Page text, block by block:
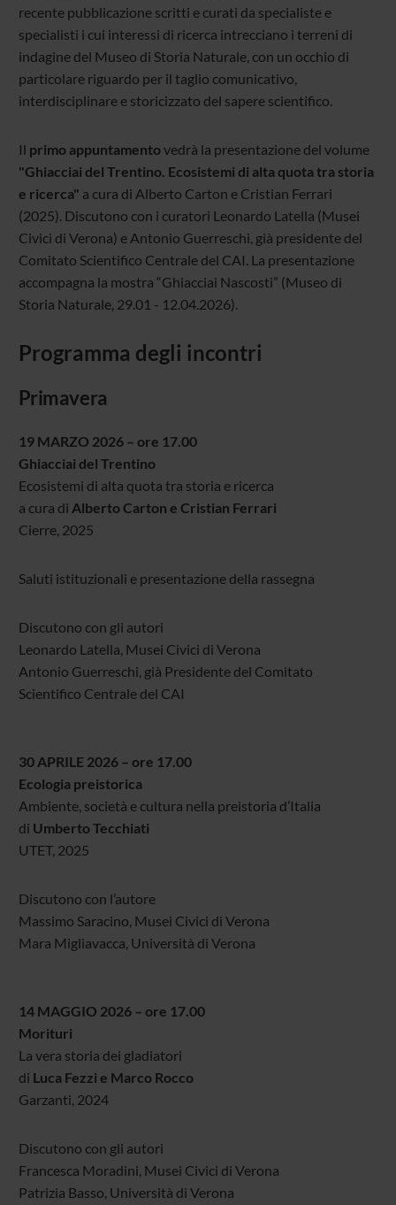
recente pubblicazione scritti e curati da specialiste e
specialisti i cui interessi di ricerca intrecciano i terreni di
indagine del Museo di Storia Naturale, con un occhio di
particolare riguardo per il taglio comunicativo,
interdisciplinare e storicizzato del sapere scientifico.
Il primo appuntamentovedrà la presentazione del volume
"Ghiacciai del Trentino. Ecosistemi di alta quota tra storia
e ricerca" a cura di Alberto Carton e Cristian Ferrari
(2025). Discutono con i curatori Leonardo Latella (Musei
Civici di Verona) e Antonio Guerreschi, già presidente del
Comitato Scientifico Centrale del CAI. La presentazione
accompagna la mostra “Ghiacciai Nascosti” (Museo di
Storia Naturale, 29.01 - 12.04.2026).
Programma degli incontri
Primavera
19 MARZO 2026 – ore 17.00
Ghiacciai del Trentino
Ecosistemi di alta quota tra storia e ricerca
a cura di Alberto Carton e Cristian Ferrari
Cierre, 2025
Saluti istituzionali e presentazione della rassegna
Discutono con gli autori
Leonardo Latella, Musei Civici di Verona
Antonio Guerreschi, già Presidente del Comitato
Scientifico Centrale del CAI
30 APRILE 2026 – ore 17.00
Ecologia preistorica
Ambiente, società e cultura nella preistoria d’Italia
di Umberto Tecchiati
UTET, 2025
Discutono con l’autore
Massimo Saracino, Musei Civici di Verona
Mara Migliavacca, Università di Verona
14 MAGGIO 2026 – ore 17.00
Morituri
La vera storia dei gladiatori
di Luca Fezzi e Marco Rocco
Garzanti, 2024
Discutono con gli autori
Francesca Moradini, Musei Civici di Verona
Patrizia Basso, Università di Verona